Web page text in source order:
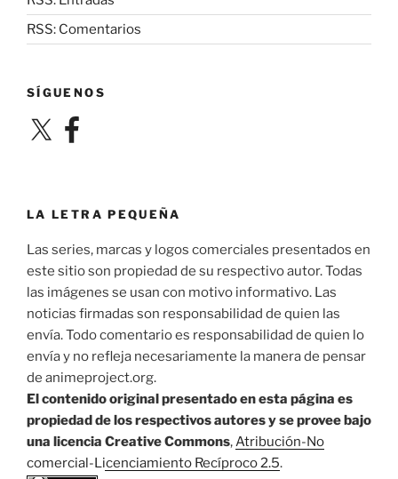
RSS: Comentarios
SÍGUENOS
X Facebook
LA LETRA PEQUEÑA
Las series, marcas y logos comerciales presentados en
este sitio son propiedad de su respectivo autor. Todas
las imágenes se usan con motivo informativo. Las
noticias firmadas son responsabilidad de quien las
envía. Todo comentario es responsabilidad de quien lo
envía y no refleja necesariamente la manera de pensar
de animeproject.org.
El contenido original presentado en esta página es
propiedad de los respectivos autores y se provee bajo
una licencia Creative Commons,Atribución-No
comercial-Licenciamiento Recíproco 2.5.